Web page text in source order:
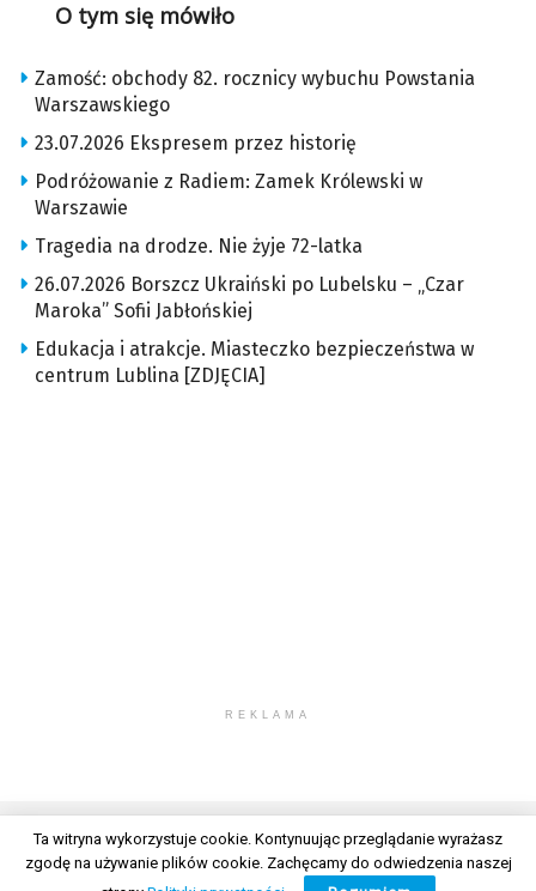
O tym się mówiło
Zamość: obchody 82. rocznicy wybuchu Powstania
Warszawskiego
23.07.2026 Ekspresem przez historię
Podróżowanie z Radiem: Zamek Królewski w
Warszawie
Tragedia na drodze. Nie żyje 72-latka
26.07.2026 Borszcz Ukraiński po Lubelsku – „Czar
Maroka” Sofii Jabłońskiej
Edukacja i atrakcje. Miasteczko bezpieczeństwa w
centrum Lublina [ZDJĘCIA]
REKLAMA
© 2026 Wszelkie prawa zastrzeżone. Radio Lublin S.A. w likwidacji
Ta witryna wykorzystuje cookie. Kontynuując przeglądanie wyrażasz
zgodę na używanie plików cookie. Zachęcamy do odwiedzenia naszej